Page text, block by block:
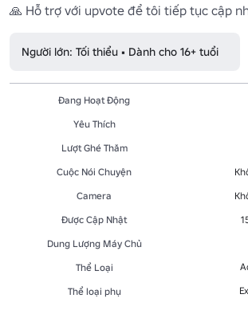
🙏 Hỗ trợ với upvote để tôi tiếp tục cập
Người lớn: Tối thiểu • Dành cho 16+ tuổi
Đang Hoạt Động
Yêu Thích
Lượt Ghé Thăm
Cuộc Nói Chuyện
Camera
Được Cập Nhật
Dung Lượng Máy Chủ
Thể Loại
Thể loại phụ